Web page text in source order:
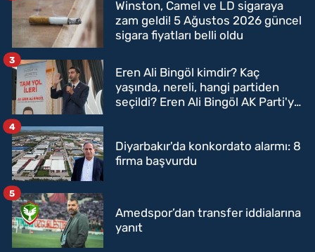
Winston, Camel ve LD sigaraya
zam geldi! 5 Ağustos 2026 güncel
sigara fiyatları belli oldu
Eren Ali Bingöl kimdir? Kaç
yaşında, nereli, hangi partiden
seçildi? Eren Ali Bingöl AK Parti'ye
3
Diyarbakır'da konkordato alarmı: 8
firma başvurdu
4
Amedspor’dan transfer iddialarına
yanıt
5